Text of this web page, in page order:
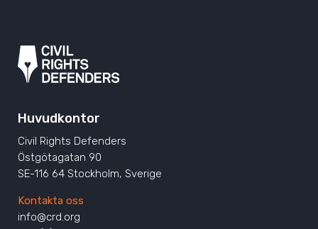
Huvudkontor
Civil Rights Defenders
Östgötagatan 90
SE-116 64 Stockholm, Sverige
Kontakta oss
info@crd.org